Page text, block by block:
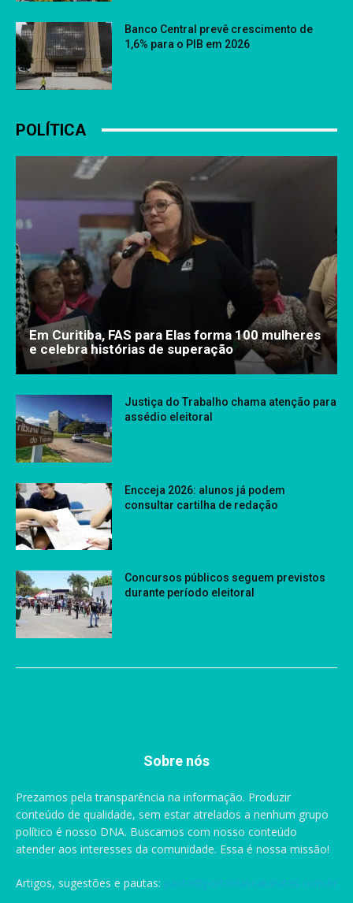
Banco Central prevê crescimento de
1,6% para o PIB em 2026
POLÍTICA
Em Curitiba, FAS para Elas forma 100 mulheres
e celebra histórias de superação
Justiça do Trabalho chama atenção para
assédio eleitoral
Encceja 2026: alunos já podem
consultar cartilha de redação
Concursos públicos seguem previstos
durante período eleitoral
Sobre nós
Prezamos pela transparência na informação. Produzir
conteúdo de qualidade, sem estar atrelados a nenhum grupo
político é nosso DNA. Buscamos com nosso conteúdo
atender aos interesses da comunidade. Essa é nossa missão!
Artigos, sugestões e pautas: pauta@portaldascataratas.com.br